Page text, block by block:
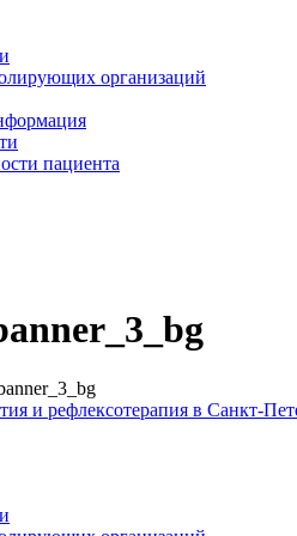
организаций
пациента
и рефлексотерапия в Санкт-